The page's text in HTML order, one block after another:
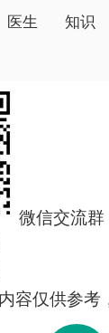
医生 知识
微信交流群
容仅供参考